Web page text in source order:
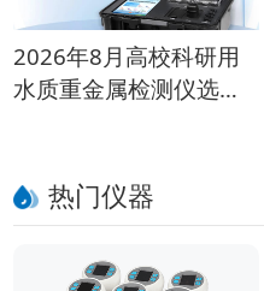
2026年8月高校科研用
水质重金属检测仪选购
热门仪器